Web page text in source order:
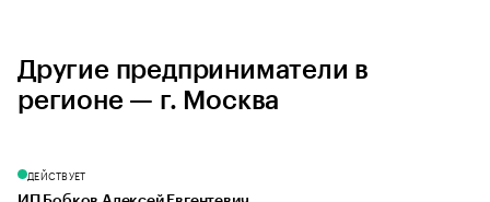
Другие предприниматели в
регионе — г. Москва
ДЕЙСТВУЕТ